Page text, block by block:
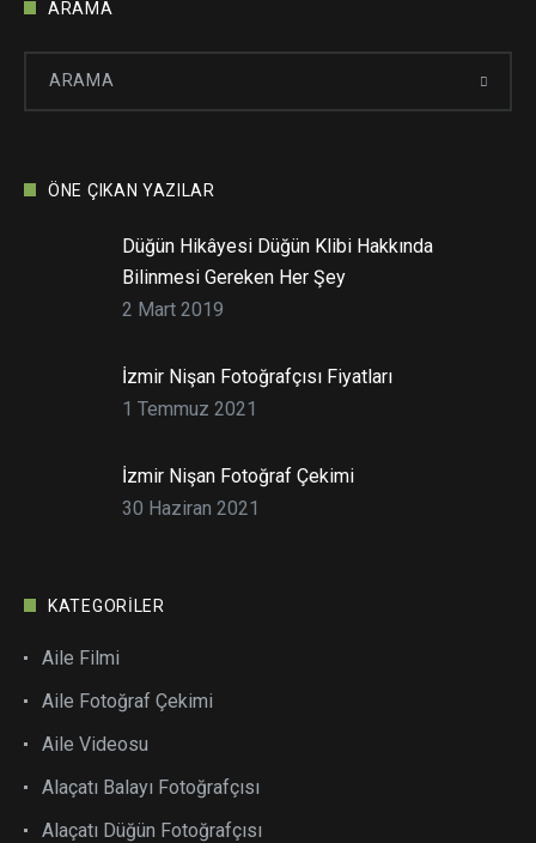
ARAMA
ÖNE ÇIKAN YAZILAR
Düğün Hikâyesi Düğün Klibi Hakkında
Bilinmesi Gereken Her Şey
2 Mart 2019
İzmir Nişan Fotoğrafçısı Fiyatları
1 Temmuz 2021
İzmir Nişan Fotoğraf Çekimi
30 Haziran 2021
KATEGORILER
Aile Filmi
Aile Fotoğraf Çekimi
Aile Videosu
Alaçatı Balayı Fotoğrafçısı
Alaçatı Düğün Fotoğrafçısı